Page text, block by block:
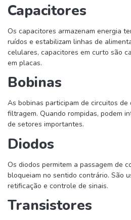
Capacitores
Os capacitores armazenam energia
ruídos e estabilizam linhas de
celulares, capacitores em curto são
em placas.
Bobinas
As bobinas participam de circuitos de
filtragem. Quando rompidas, podem
de setores importantes.
Diodos
Os diodos permitem a passagem de
bloqueiam no sentido contrário. São
retificação e controle de sinais.
Transistores